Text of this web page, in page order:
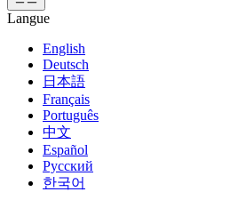
Moteur Unity
Créez des jeux 2D et 3D pour n'importe
Collaboration
Collaborez et itérez rapidement avec votre
Télécharger Unity
Offres et tarifs
Déployez
Multiplateforme
Collaboration 3D
Construisez et révisez des projets 3D en
Formation immersive
Entraînez-vous dans des environnements
Expériences client
Créez des expériences interactives 3D
Secteurs
Fabrication
Documentation
Outils de développement
Versions de publication et suivi des
Feuille de route
Examiner les fonctionnalités à venir
Glossaire
Discussions
Événements
Événements mondiaux et locaux
Histoires de la communauté
Made with Unity
Mise en avant des créateurs Unity
Unity Learn
Maîtrisez les compétences Unity
Formation professionnelle
Améliorez votre équipe avec des
Vous découvrez Unity ?
Démarrer
Démarrez votre apprentissage
Parcours essentiels Unity
Obtenir de l'aide
Vous aider à réussir avec Unity
Plans de succès
Atteignez vos objectifs plus rapidement
FAQ
Réponses aux questions courantes
Contactez-nous.
Connectez-vous avec notre équipe
Langue
English
Deutsch
日本語
Français
Português
中文
Español
Русский
한국어